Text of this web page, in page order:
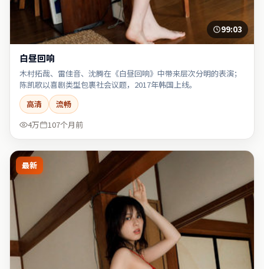
99:03
白昼回响
木村拓哉、雷佳音、沈腾在《白昼回响》中带来层次分明的表演；
陈凯歌以喜剧类型包裹社会议题，2017年韩国上线。
高清
流畅
4万
107个月前
最新